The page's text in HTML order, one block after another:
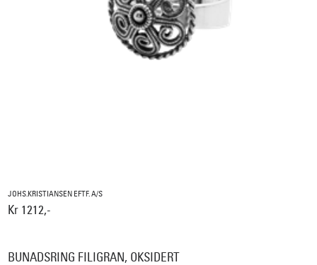
JOHS.KRISTIANSEN EFTF. A/S
Kr 1212,-
BUNADSRING FILIGRAN, OKSIDERT